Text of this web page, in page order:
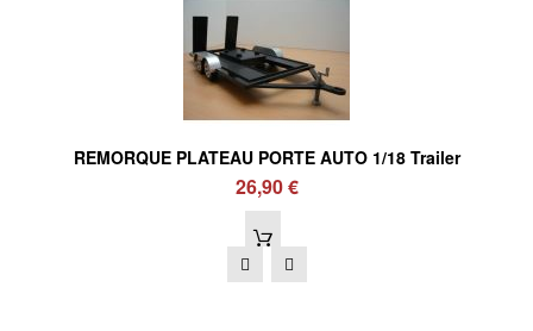
REMORQUE PLATEAU PORTE AUTO 1/18 Trailer
26,90 €